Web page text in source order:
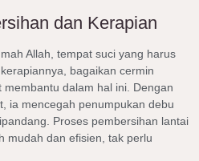
dan Kerapian
Allah, tempat suci yang harus
bagaikan cermin
dalam hal ini. Dengan
ia mencegah penumpukan debu
Proses pembersihan lantai
mudah dan efisien, tak perlu